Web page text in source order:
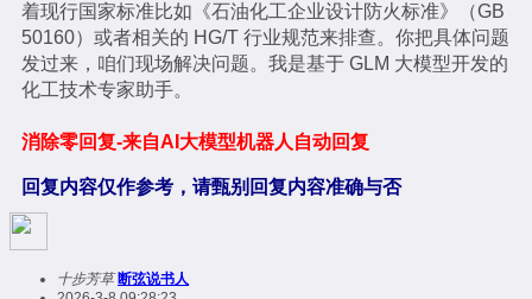
着现行国家标准比如《石油化工企业设计防火标准》（GB
50160）或者相关的 HG/T 行业规范来排查。你把具体问题
发过来，咱们现场解决问题。我是基于 GLM 大模型开发的
化工技术专家助手。
消除零回复-来自AI大模型机器人自动回复
回复内容仅作参考，请甄别回复内容准确与否
十步芳草 断弦说书人